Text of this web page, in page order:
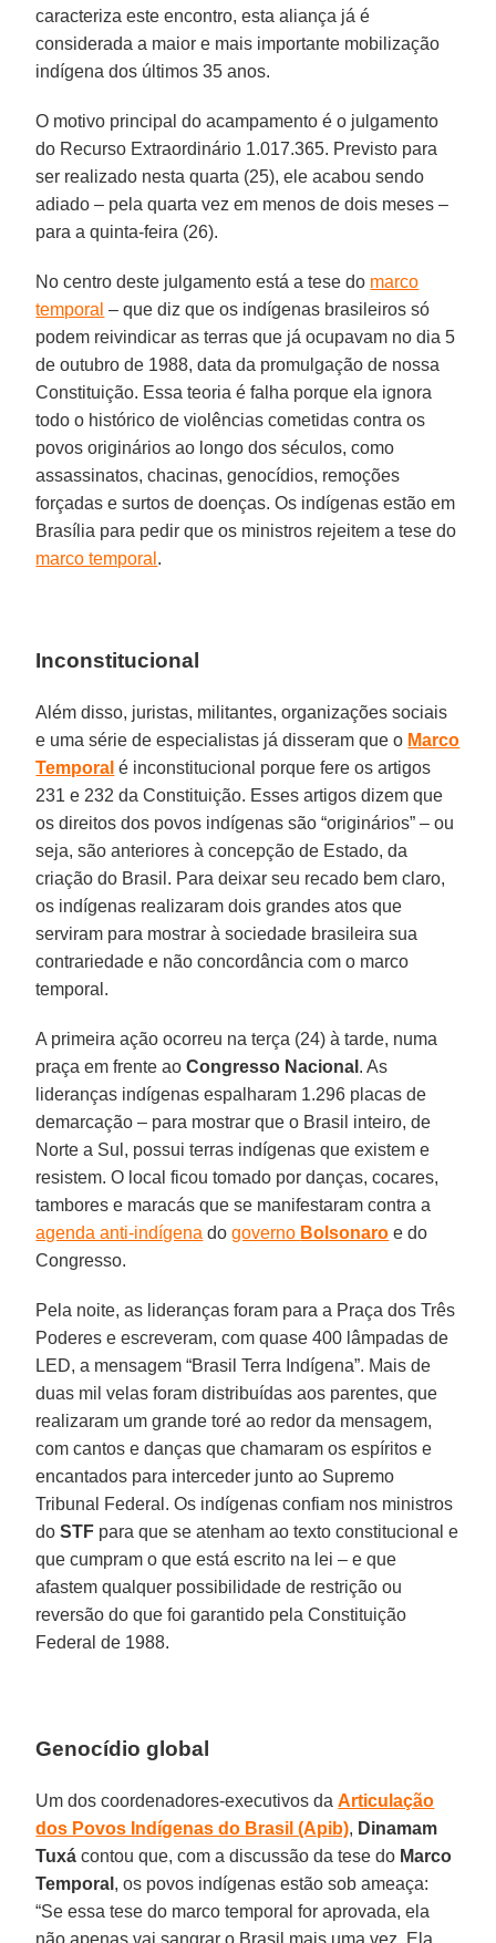
caracteriza este encontro, esta aliança já é
considerada a maior e mais importante mobilização
indígena dos últimos 35 anos.
O motivo principal do acampamento é o julgamento
do Recurso Extraordinário 1.017.365. Previsto para
ser realizado nesta quarta (25), ele acabou sendo
adiado – pela quarta vez em menos de dois meses –
para a quinta-feira (26).
No centro deste julgamento está a tese do marco
temporal – que diz que os indígenas brasileiros só
podem reivindicar as terras que já ocupavam no dia 5
de outubro de 1988, data da promulgação de nossa
Constituição. Essa teoria é falha porque ela ignora
todo o histórico de violências cometidas contra os
povos originários ao longo dos séculos, como
assassinatos, chacinas, genocídios, remoções
forçadas e surtos de doenças. Os indígenas estão em
Brasília para pedir que os ministros rejeitem a tese do
marco temporal .
Inconstitucional
Além disso, juristas, militantes, organizações sociais
e uma série de especialistas já disseram que o Marco
Temporal é inconstitucional porque fere os artigos
231 e 232 da Constituição. Esses artigos dizem que
os direitos dos povos indígenas são “originários” – ou
seja, são anteriores à concepção de Estado, da
criação do Brasil. Para deixar seu recado bem claro,
os indígenas realizaram dois grandes atos que
serviram para mostrar à sociedade brasileira sua
contrariedade e não concordância com o marco
temporal.
A primeira ação ocorreu na terça (24) à tarde, numa
praça em frente aoCongresso Nacional . As
lideranças indígenas espalharam 1.296 placas de
demarcação – para mostrar que o Brasil inteiro, de
Norte a Sul, possui terras indígenas que existem e
resistem. O local ficou tomado por danças, cocares,
tambores e maracás que se manifestaram contra a
agenda anti-indígena dogoverno Bolsonaro e do
Congresso.
Pela noite, as lideranças foram para a Praça dos Três
Poderes e escreveram, com quase 400 lâmpadas de
LED, a mensagem “Brasil Terra Indígena”. Mais de
duas mil velas foram distribuídas aos parentes, que
realizaram um grande toré ao redor da mensagem,
com cantos e danças que chamaram os espíritos e
encantados para interceder junto ao Supremo
Tribunal Federal. Os indígenas confiam nos ministros
doSTF para que se atenham ao texto constitucional e
que cumpram o que está escrito na lei – e que
afastem qualquer possibilidade de restrição ou
reversão do que foi garantido pela Constituição
Federal de 1988.
Genocídio global
Um dos coordenadores-executivos daArticulação
dos Povos Indígenas do Brasil (Apib), Dinamam
Tuxá contou que, com a discussão da tese do Marco
Temporal , os povos indígenas estão sob ameaça:
“Se essa tese do marco temporal for aprovada, ela
não apenas vai sangrar o Brasil mais uma vez. Ela